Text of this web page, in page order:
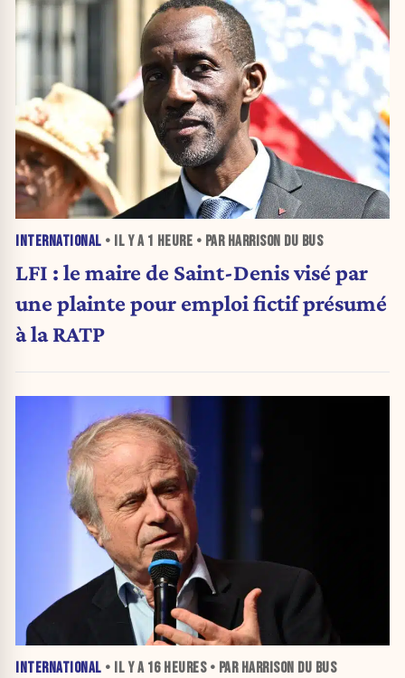
INTERNATIONAL • IL Y A 1 HEURE • PAR HARRISON DU BUS
LFI : le maire de Saint-Denis visé par
une plainte pour emploi fictif présumé
à la RATP
INTERNATIONAL • IL Y A 16 HEURES• PAR HARRISON DU BUS